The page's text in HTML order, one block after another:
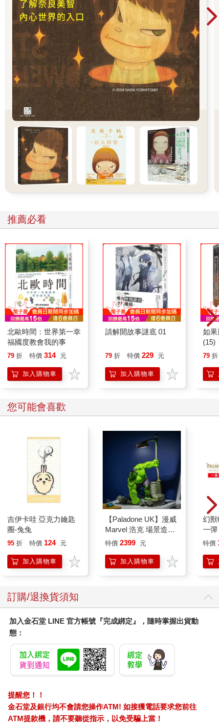
推薦必看
北歐時間：世界第一幸
福國度教會我的事
79 折 特價 314 元
加入購物車
請解開故事謎底 01
79 折 特價 229 元
加入購物車
如
(15)
貓
79 折
您可能會喜歡
吉伊卡哇 亞克力鑰匙
圈-兔兔
95 折 特價 124 元
加入購物車
【Paladone UK】漫威
Marvel 浩克 場景造型
燈
特價 2399 元
加入購物車
幻
一彈
特價
訂購/退換貨須知
加入金石堂 LINE 官方帳號『完成綁定』，隨時掌握出貨動
態：
提醒您！！
金石堂及銀行均不會請您操作ATM! 如接獲電話要求您前往
ATM提款機，請不要聽從指示，以免受騙上當！